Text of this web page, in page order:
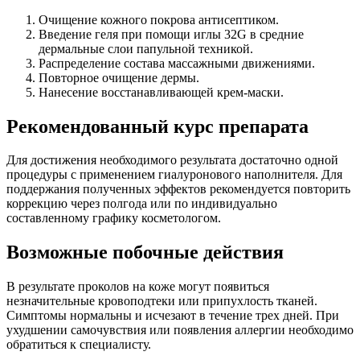
Очищение кожного покрова антисептиком.
Введение геля при помощи иглы 32G в средние
дермальные слои папульной техникой.
Распределение состава массажными движениями.
Повторное очищение дермы.
Нанесение восстанавливающей крем-маски.
Рекомендованный курс препарата
Для достижения необходимого результата достаточно одной
процедуры с применением гиалуронового наполнителя. Для
поддержания полученных эффектов рекомендуется повторить
коррекцию через полгода или по индивидуально
составленному графику косметологом.
Возможные побочные действия
В результате проколов на коже могут появиться
незначительные кровоподтеки или припухлость тканей.
Симптомы нормальны и исчезают в течение трех дней. При
ухудшении самочувствия или появления аллергии необходимо
обратиться к специалисту.